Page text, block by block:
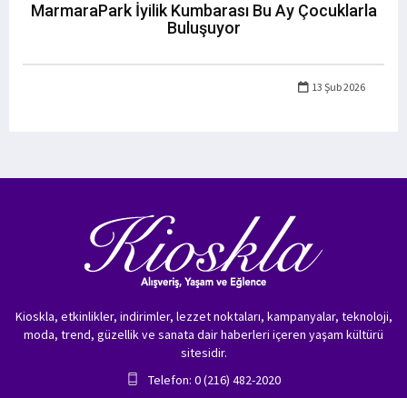
MarmaraPark İyilik Kumbarası Bu Ay Çocuklarla
Buluşuyor
13 Şub 2026
Kioskla, etkinlikler, indirimler, lezzet noktaları, kampanyalar, teknoloji,
moda, trend, güzellik ve sanata dair haberleri içeren yaşam kültürü
sitesidir.
Telefon: 0 (216) 482-2020